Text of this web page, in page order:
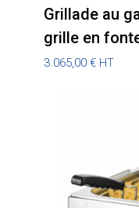
Grillade au
grille en
3.065,00 € HT